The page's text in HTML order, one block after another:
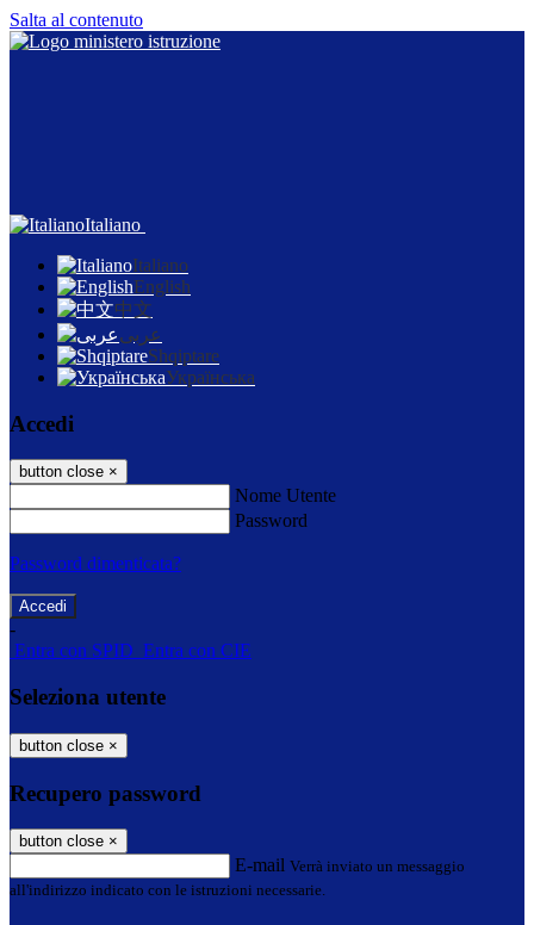
Salta al contenuto
Italiano
Italiano
English
中文
عربى
Shqiptare
Українська
Accedi
button close ×
Nome Utente
Password
Password dimenticata?
-
Entra con SPID Entra con CIE
Seleziona utente
button close ×
Recupero password
button close ×
E-mail Verrà inviato un messaggio
all'indirizzo indicato con le istruzioni necessarie.